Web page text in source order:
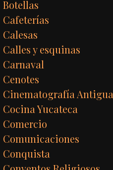
Botellas
Cafeterías
Calesas
Calles y esquinas
Carnaval
Cenotes
Cinematografía Antigua
Cocina Yucateca
Comercio
Comunicaciones
Conquista